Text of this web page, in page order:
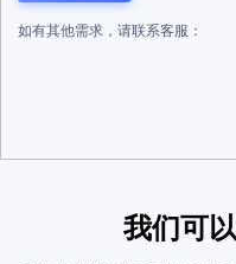
如有其他需求，请联系客服：
我们可